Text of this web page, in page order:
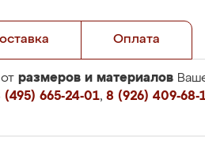
Оплата
размеров и материалов
(495) 665-24-01, 8 (926) 409-68-